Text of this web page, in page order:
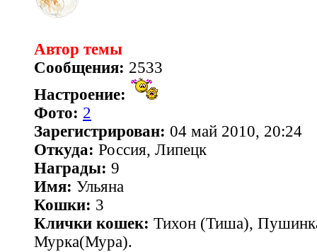
Автор темы
Сообщения: 2533
Настроение:
Фото: 2
Зарегистрирован: 04 май 2010, 20:24
Откуда: Россия, Липецк
Награды: 9
Имя: Ульяна
Кошки: 3
Клички кошек: Тихон (Тиша),
Мурка(Мура).